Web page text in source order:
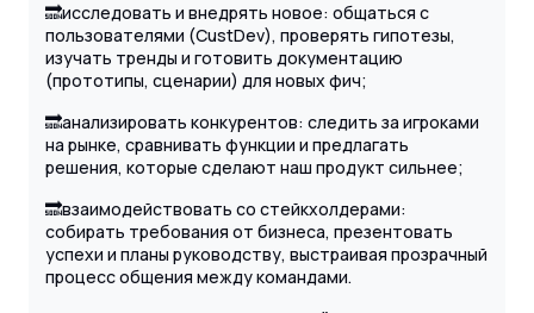
🔜исследовать и внедрять новое: общаться с
пользователями (CustDev), проверять гипотезы,
изучать тренды и готовить документацию
(прототипы, сценарии) для новых фич;
🔜анализировать конкурентов: следить за игроками
на рынке, сравнивать функции и предлагать
решения, которые сделают наш продукт сильнее;
🔜взаимодействовать со стейкхолдерами:
собирать требования от бизнеса, презентовать
успехи и планы руководству, выстраивая прозрачный
процесс общения между командами.